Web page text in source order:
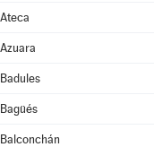
Ateca
Azuara
Badules
Bagüés
Balconchán